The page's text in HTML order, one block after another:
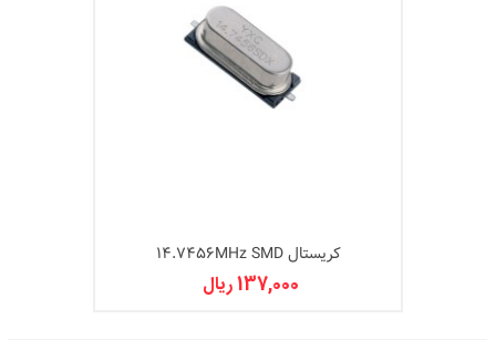
کریستال 14.7456MHz SMD
137,000 ریال